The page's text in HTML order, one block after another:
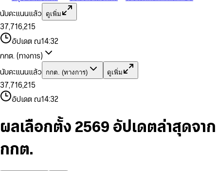
นับคะแนนแล้ว
ดูเพิ่ม
1
2
3
4
5
6
8
9
5
6
7
8
9
,
6
7
8
9
0
1
2
3
4
5
6
7
8
9
5
6
7
8
9
,
1
2
4
5
7
8
9
0
1
3
4
6
7
8
9
3
4
5
7
8
อัปเดต ณ14:32
กกต. (ทางการ)
นับคะแนนแล้ว
กกต. (ทางการ) ดูเพิ่ม
0
1
2
3
4
5
7
8
0
1
2
4
5
6
7
8
9
,
0
1
2
4
6
7
8
9
0
1
2
3
5
6
8
9
0
1
3
5
6
7
8
,
1
2
4
6
7
9
0
1
3
5
6
8
9
0
2
3
4
5
7
9
อัปเดต ณ14:32
ผลเลือกตั้ง 2569 อัปเดตล่าสุดจาก
กกต.